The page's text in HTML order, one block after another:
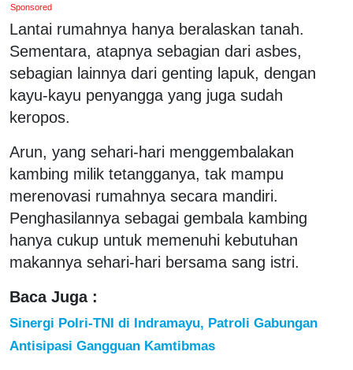
Sponsored
Lantai rumahnya hanya beralaskan tanah.
Sementara, atapnya sebagian dari asbes,
sebagian lainnya dari genting lapuk, dengan
kayu-kayu penyangga yang juga sudah
keropos.
Arun, yang sehari-hari menggembalakan
kambing milik tetangganya, tak mampu
merenovasi rumahnya secara mandiri.
Penghasilannya sebagai gembala kambing
hanya cukup untuk memenuhi kebutuhan
makannya sehari-hari bersama sang istri.
Baca Juga :
Sinergi Polri-TNI di Indramayu, Patroli Gabungan
Antisipasi Gangguan Kamtibmas